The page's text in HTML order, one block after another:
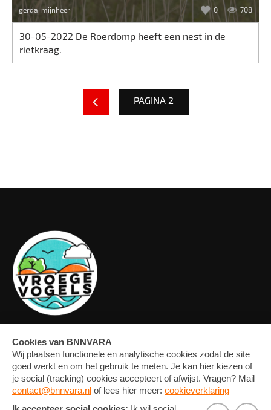
gerda_mijnheer 0 708
30-05-2022 De Roerdomp heeft een nest in de
rietkraag.
PAGINA 2
OVERZICHT
MEDIA CONTACT